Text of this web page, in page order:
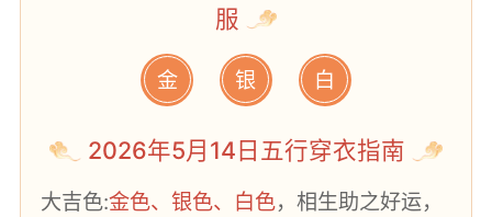
服
金 银 白
2026年5月14日五行穿衣指南
大吉色:金色、银色、白色，相生助之好运，